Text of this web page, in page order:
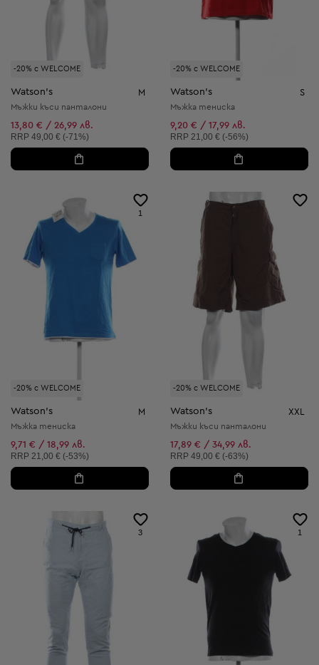
-20% с WELCOME
Watson's M
Мъжки къси панталони
13,80 € / 26,99 лв.
Препоръчителна цена:
RRP 49,00 € (-71%)
-20% с WELCOME
Watson's S
Мъжка тениска
9,20 € / 17,99 лв.
Препоръчителна цена:
RRP 21,00 € (-56%)
-20% с WELCOME
1
Watson's M
Мъжка тениска
9,71 € / 18,99 лв.
Препоръчителна цена:
RRP 21,00 € (-53%)
-20% с WELCOME
Watson's XXL
Мъжки къси панталони
17,89 € / 34,99 лв.
Препоръчителна цена:
RRP 49,00 € (-63%)
3 1